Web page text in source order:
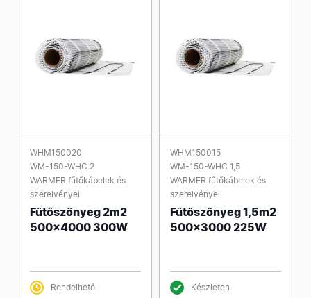
WHM150020
WM-150-WHC 2
WARMER fűtőkábelek és
szerelvényei
Fűtőszőnyeg 2m2
500x4000 300W
Rendelhető
WHM150015
WM-150-WHC 1,5
WARMER fűtőkábelek és
szerelvényei
Fűtőszőnyeg 1,5m2
500x3000 225W
Készleten